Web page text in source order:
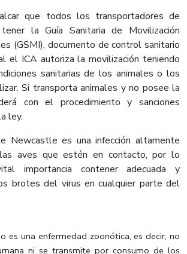
que todos los transportadores de
la Guía Sanitaria de Movilización
(GSMI), documento de control sanitario
el ICA autoriza la movilización teniendo
sanitarias de los animales o los
Si transporta animales y no posee la
con el procedimiento y sanciones
ley.
Newcastle es una infección altamente
aves que estén en contacto, por lo
importancia contener adecuada y
brotes del virus en cualquier parte del
es una enfermedad zoonótica, es decir, no
ni se transmite por consumo de los